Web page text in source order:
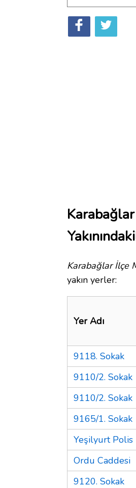
Karabağlar İlçe
yakın yerler:
Yer Adı
9118. Sokak
9110/2. Sokak
9110/2. Sokak
9165/1. Sokak
Yeşilyurt Polis
Ordu Caddesi
9120. Sokak